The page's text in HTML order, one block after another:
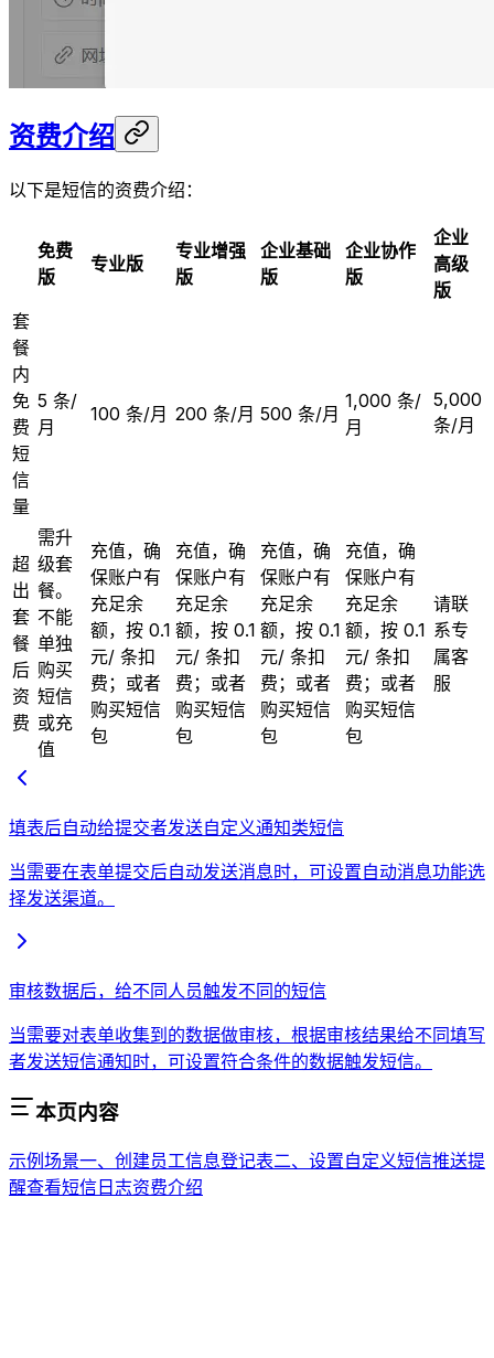
资费介绍
以下是短信的资费介绍：
免费
版
专业版
专业增强
版
企业基础
版
企业协作
版
企业
高级
版
套
餐
内
免
费
短
信
量
5 条/
月
100 条/月 200 条/月 500 条/月
1,000 条/
月
5,000
条/月
超
出
套
餐
后
资
费
需升
级套
餐。
不能
单独
购买
短信
或充
值
充值，确
保账户有
充足余
额，按 0.1
元/ 条扣
费；或者
购买短信
包
充值，确
保账户有
充足余
额，按 0.1
元/ 条扣
费；或者
购买短信
包
充值，确
保账户有
充足余
额，按 0.1
元/ 条扣
费；或者
购买短信
包
充值，确
保账户有
充足余
额，按 0.1
元/ 条扣
费；或者
购买短信
包
请联
系专
属客
服
填表后自动给提交者发送自定义通知类短信
当需要在表单提交后自动发送消息时，可设置自动消息功能选
择发送渠道。
审核数据后，给不同人员触发不同的短信
当需要对表单收集到的数据做审核，根据审核结果给不同填写
者发送短信通知时，可设置符合条件的数据触发短信。
本页内容
示例场景一、创建员工信息登记表二、设置自定义短信推送提
醒查看短信日志资费介绍